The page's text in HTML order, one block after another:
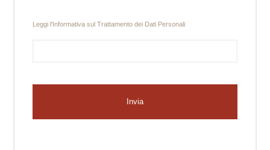
Leggi l'Informativa sul Trattamento dei Dati Personali